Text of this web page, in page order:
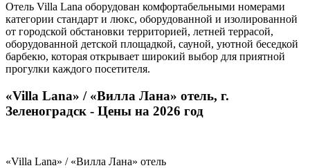
Отель Villa Lana оборудован комфортабельными номерами
категории стандарт и люкс, оборудованной и изолированной
от городской обстановки территорией, летней террасой,
оборудованной детской площадкой, сауной, уютной беседкой
барбекю, которая открывает широкий выбор для приятной
прогулки каждого посетителя.
«Villa Lana» / «Вилла Лана» отель, г.
Зеленоградск - Цены на 2026 год
«Villa Lana» / «Вилла Лана» отель